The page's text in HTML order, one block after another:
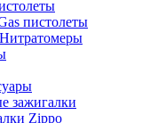
пистолеты
зажигалки
Zippo